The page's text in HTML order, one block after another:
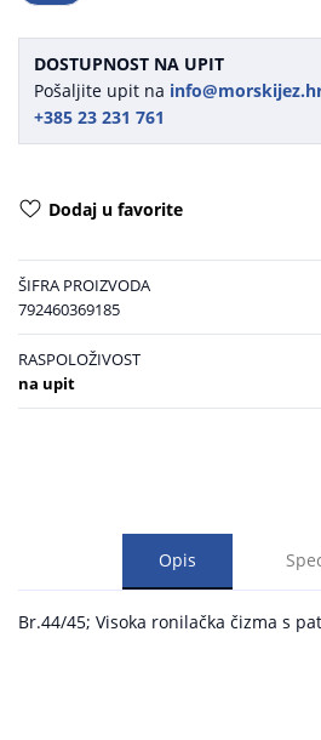
DOSTUPNOST NA UPIT
Pošaljite upit na
+385 23 231 761
Dodaj u favorite
ŠIFRA PROIZVODA
792460369185
RASPOLOŽIVOST
na upit
Opis
Br.44/45; Visoka ronilačka čizma s